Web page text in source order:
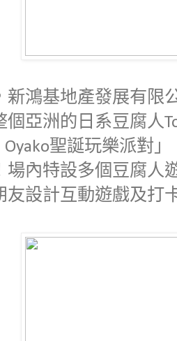
新鴻基地產發展有限
個亞洲的日系豆腐人
Oyako聖誕玩樂派對
場內特設多個豆腐人
友設計互動遊戲及打